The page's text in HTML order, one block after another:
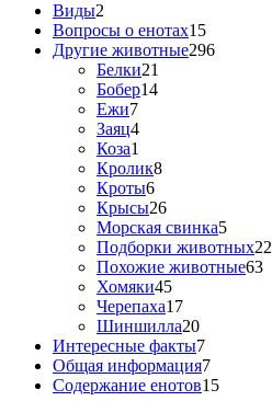
Виды2
Вопросы о енотах15
Другие животные296
Белки21
Бобер14
Ежи7
Заяц4
Коза1
Кролик8
Кроты6
Крысы26
Морская свинка5
Подборки животных22
Похожие животные63
Хомяки45
Черепаха17
Шиншилла20
Интересные факты7
Общая информация7
Содержание енотов15